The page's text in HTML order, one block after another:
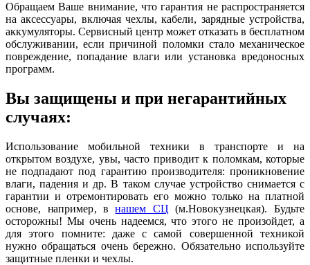
Обращаем Ваше внимание, что гарантия не распространяется
на аксессуары, включая чехлы, кабели, зарядные устройства,
аккумуляторы. Сервисный центр может отказать в бесплатном
обслуживании, если причиной поломки стало механическое
повреждение, попадание влаги или установка вредоносных
программ.
Вы защищены и при негарантийных
случаях:
Использование мобильной техники в транспорте и на
открытом воздухе, увы, часто приводит к поломкам, которые
не подпадают под гарантию производителя: проникновение
влаги, падения и др. В таком случае устройство снимается с
гарантии и отремонтировать его можно только на платной
основе, например, внашем СЦ (м.Новокузнецкая). Будьте
осторожны! Мы очень надеемся, что этого не произойдет, а
для этого помните: даже с самой совершенной техникой
нужно обращаться очень бережно. Обязательно используйте
защитные пленки и чехлы.